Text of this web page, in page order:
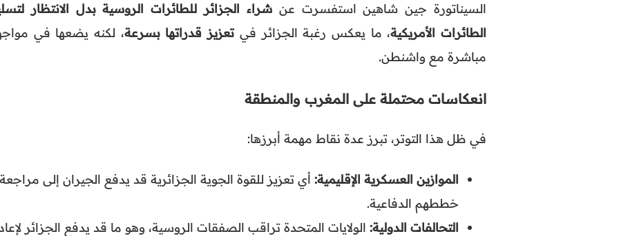
السيناتورة جين شاهين استفسرت عنشراء الجزائر للطائرات الروسية بدل الانتظار
الطائرات الأمريكية، ما يعكس رغبة الجزائر فيتعزيز قدراتها بسرعة، لكنه يضعها في
مباشرة مع واشنطن.
انعكاسات محتملة على المغرب والمنطقة
في ظل هذا التوتر، تبرز عدة نقاط مهمة أبرزها:
الموازين العسكرية الإقليمية: أي تعزيز للقوة الجوية الجزائرية قد يدفع الجيران إلى مراجعة
خططهم الدفاعية.
التحالفات الدولية: الولايات المتحدة تراقب الصفقات الروسية، وهو ما قد يدفع الجزائر